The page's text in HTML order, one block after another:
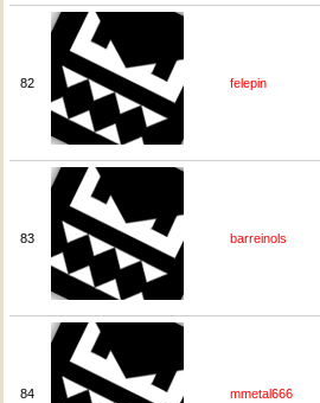
82 felepin
83 barreinols
84 mmetal666